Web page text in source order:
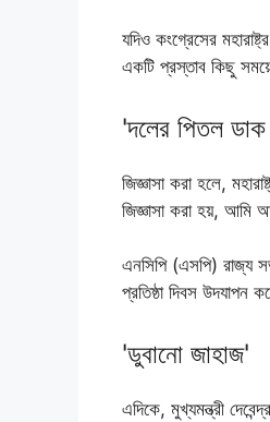
যদিও কংগ্রেসের
একটি প্রস্তাব কিছু
'দলের পিতল ডাক
জিজ্ঞাসা করা হলে,
জিজ্ঞাসা করা হয়, আমি
এনসিপি (এসপি) রাজ্য
প্রতিষ্ঠা দিবস উদযাপন
'ডুবানো জাহাজ'
এদিকে, মুখ্যমন্ত্রী